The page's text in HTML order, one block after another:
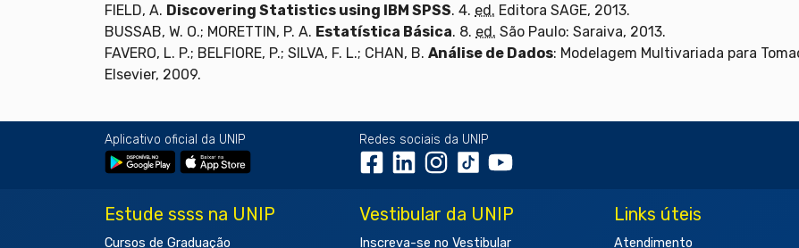
FIELD, A. Discovering Statistics using IBM SPSS. 4. ed. Editora SAGE, 2013.
BUSSAB, W. O.; MORETTIN, P. A. Estatística Básica. 8. ed. São Paulo: Saraiva, 2013.
FAVERO, L. P.; BELFIORE, P.; SILVA, F. L.; CHAN, B. Análise de Dados: Modelagem Multivariada para
Elsevier, 2009.
Aplicativo oficial da UNIP Redes sociais da UNIP
Estude ssss na UNIP
Cursos de Graduação
Vestibular da UNIP
Inscreva-se no Vestibular
Links úteis
Atendimento